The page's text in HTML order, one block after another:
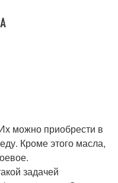
можно приобрести в
Кроме этого масла,
задачей